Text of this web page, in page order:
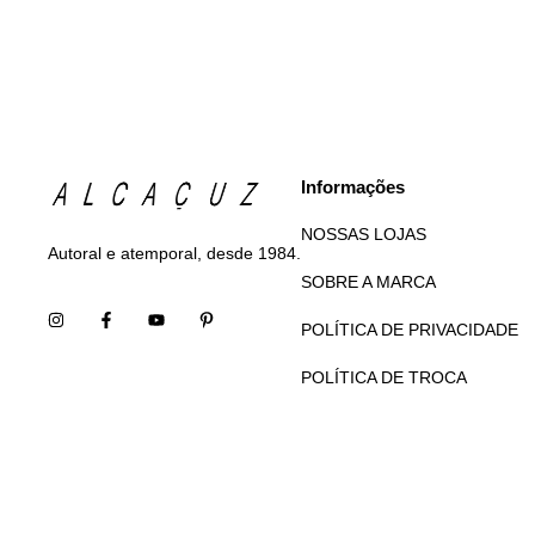
Autoral e atemporal, desde 1984.
Informações
NOSSAS LOJAS
SOBRE A MARCA
POLÍTICA DE PRIVACIDADE
POLÍTICA DE TROCA